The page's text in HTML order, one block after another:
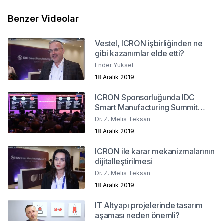
Benzer Videolar
Vestel, ICRON işbirliğinden ne
gibi kazanımlar elde etti?
Ender Yüksel
18 Aralık 2019
ICRON Sponsorluğunda IDC
Smart Manufacturing Summit
2019
Dr. Z. Melis Teksan
18 Aralık 2019
ICRON ile karar mekanizmalarının
dijitalleştirilmesi
Dr. Z. Melis Teksan
18 Aralık 2019
IT Altyapı projelerinde tasarım
aşaması neden önemli?